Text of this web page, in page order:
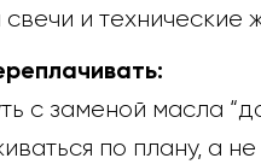
свечи и технические
с заменой масла
по плану, а